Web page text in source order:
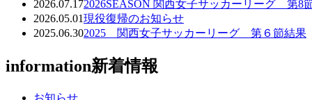
2026.07.172026SEASON 関西女子サッカーリーグ 第
2026.05.01現役復帰のお知らせ
2025.06.302025 関西女子サッカーリーグ 第６節結果
information新着情報
お知らせ